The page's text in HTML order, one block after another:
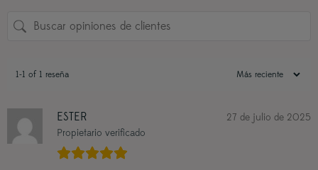
1-1 of 1 reseña
ESTER
Propietario verificado
27 de julio de 2025